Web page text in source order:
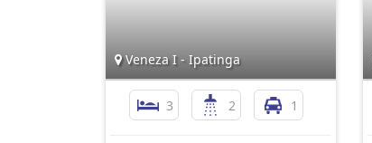
Veneza I - Ipatinga
3 2 1